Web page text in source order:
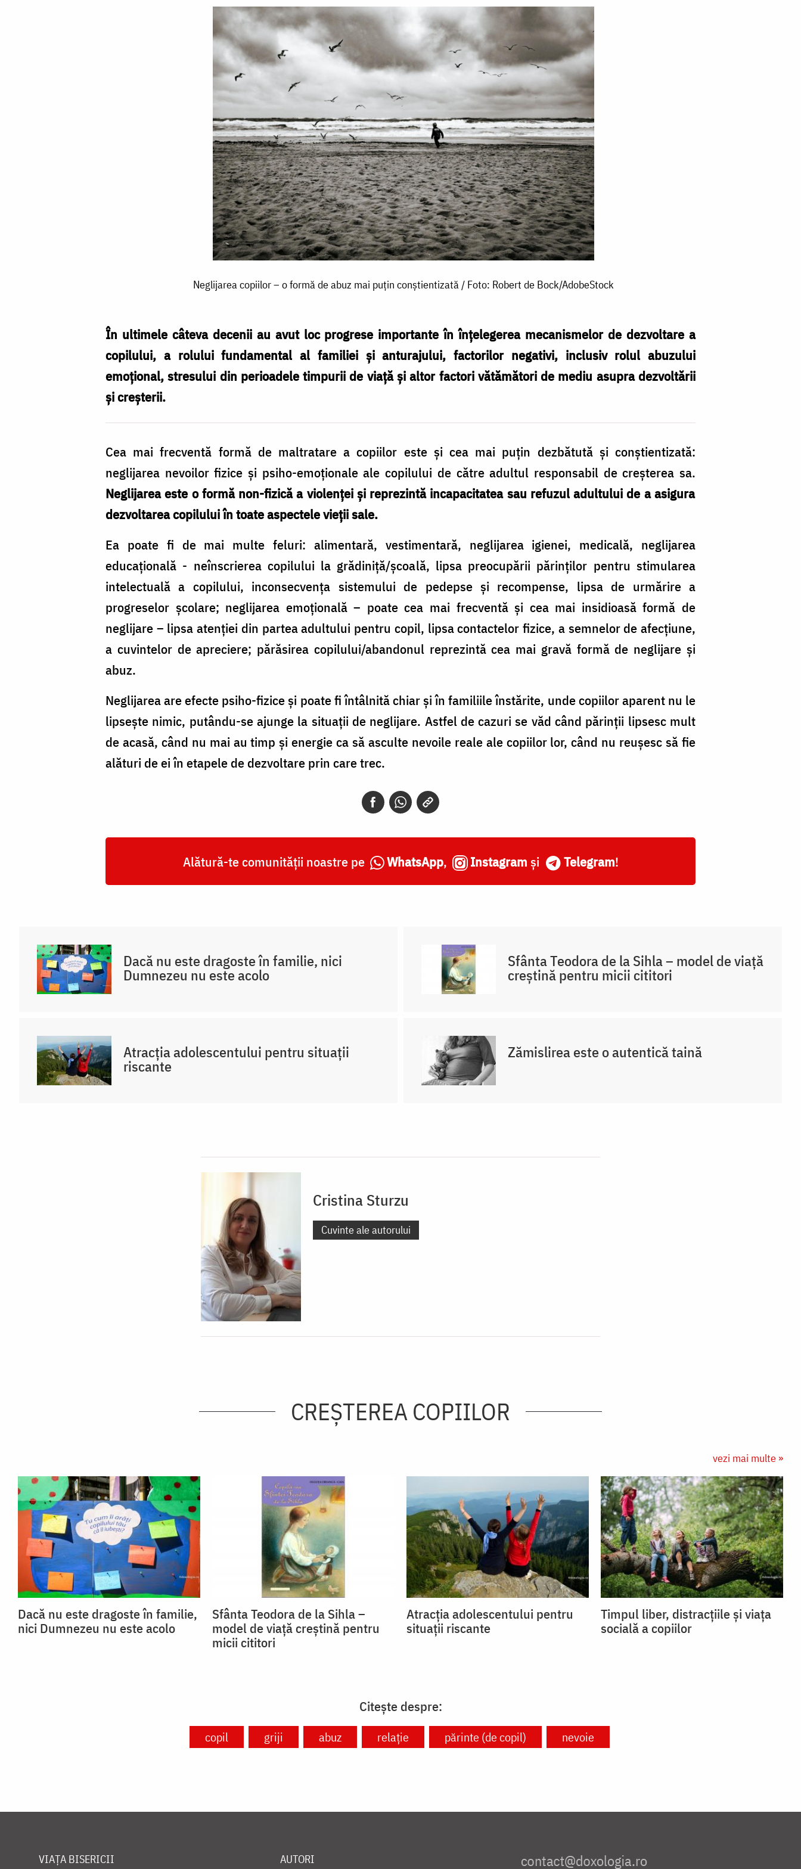
Bock/AdobeStock
Neglijarea copiilor – o formă de abuz mai puțin conștientizată / Foto: Robert de Bock/AdobeStock
În ultimele câteva decenii au avut loc progrese importante în înţelegerea mecanismelor de dezvoltare a
copilului, a rolului fundamental al familiei şi anturajului, factorilor negativi, inclusiv rolul abuzului
emoţional, stresului din perioadele timpurii de viaţă şi altor factori vătămători de mediu asupra dezvoltării
şi creşterii.
Cea mai frecventă formă de maltratare a copiilor este şi cea mai puţin dezbătută şi conştientizată:
neglijarea nevoilor fizice şi psiho-emoţionale ale copilului de către adultul responsabil de creşterea sa.
Neglijarea este o formă non-fizică a violenţei şi reprezintă incapacitatea sau refuzul adultului de a asigura
dezvoltarea copilului în toate aspectele vieţii sale.
Ea poate fi de mai multe feluri: alimentară, vestimentară, neglijarea igienei, medicală, neglijarea
educaţională - neînscrierea copilului la grădiniţă/şcoală, lipsa preocupării părinţilor pentru stimularea
intelectuală a copilului, inconsecvenţa sistemului de pedepse şi recompense, lipsa de urmărire a
progreselor şcolare; neglijarea emoţională – poate cea mai frecventă şi cea mai insidioasă formă de
neglijare – lipsa atenţiei din partea adultului pentru copil, lipsa contactelor fizice, a semnelor de afecţiune,
a cuvintelor de apreciere; părăsirea copilului/abandonul reprezintă cea mai gravă formă de neglijare şi
abuz.
Neglijarea are efecte psiho-fizice şi poate fi întâlnită chiar şi în familiile înstărite, unde copiilor aparent nu le
lipseşte nimic, putându-se ajunge la situaţii de neglijare. Astfel de cazuri se văd când părinţii lipsesc mult
de acasă, când nu mai au timp şi energie ca să asculte nevoile reale ale copiilor lor, când nu reuşesc să fie
alături de ei în etapele de dezvoltare prin care trec.
Alătură-te comunității noastre pe WhatsApp, Instagram și Telegram!
Dacă nu este dragoste în familie, nici
Dumnezeu nu este acolo
Sfânta Teodora de la Sihla – model de viaţă
creştină pentru micii cititori
Atracția adolescentului pentru situații
riscante
Zămislirea este o autentică taină
Cristina Sturzu
Cuvinte ale autorului
CREŞTEREA COPIILOR
vezi mai multe »
Dacă nu este dragoste în familie,
nici Dumnezeu nu este acolo
Sfânta Teodora de la Sihla –
model de viaţă creştină pentru
micii cititori
Atracția adolescentului pentru
situații riscante
Timpul liber, distracțiile și viața
socială a copiilor
Citește despre:
copil griji abuz relație părinte (de copil) nevoie
VIAȚA BISERICII AUTORI